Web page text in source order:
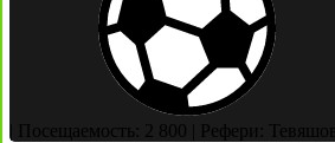
Посещаемость: 2 800 Рефери: